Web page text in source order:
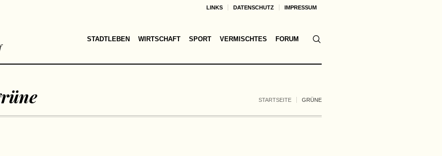
LINKS DATENSCHUTZ IMPRESSUM
STADTLEBEN WIRTSCHAFT SPORT VERMISCHTES FORUM
STARTSEITE GRÜNE